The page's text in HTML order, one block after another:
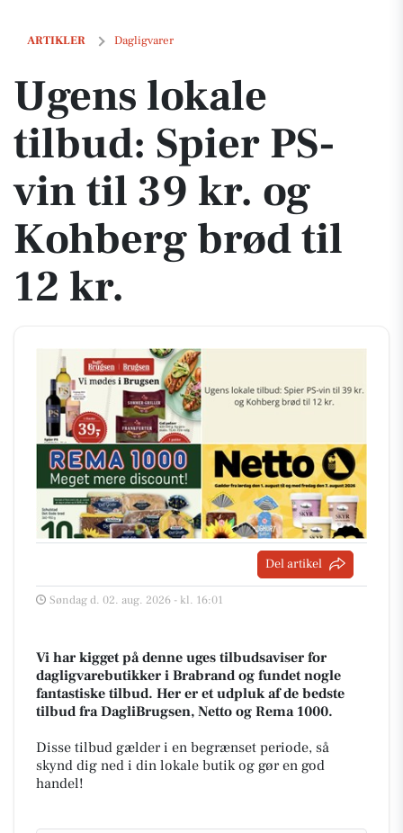
ARTIKLER Dagligvarer
Ugens lokale tilbud: Spier PS-vin til 39 kr. og Kohberg brød til 12 kr.
Ugens lokale
tilbud: Spier PS-
vin til 39 kr. og
Kohberg brød til
12 kr.
Del artikel
Søndag d. 02. aug. 2026 - kl. 16:01
Vi har kigget på denne uges tilbudsaviser for
dagligvarebutikker i Brabrand og fundet nogle
fantastiske tilbud. Her er et udpluk af de bedste
tilbud fra DagliBrugsen, Netto og Rema 1000.
Disse tilbud gælder i en begrænset periode, så
skynd dig ned i din lokale butik og gør en god
handel!